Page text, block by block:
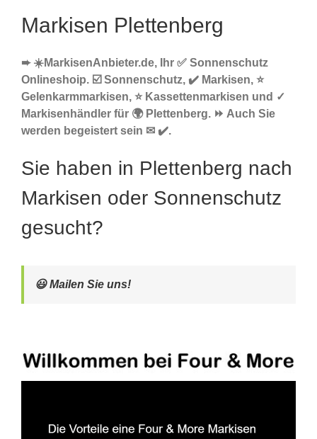
Markisen Plettenberg
➨ ☀️MarkisenAnbieter.de, Ihr ✅ Sonnenschutz
Onlineshoip. ☑️ Sonnenschutz, ✔️ Markisen, ⭐
Gelenkarmmarkisen, ⭐ Kassettenmarkisen und ✓
Markisenhändler für 🌍 Plettenberg. ⏩ Auch Sie
werden begeistert sein ✉ ✔️.
Sie haben in Plettenberg nach
Markisen oder Sonnenschutz
gesucht?
😃 Mailen Sie uns!